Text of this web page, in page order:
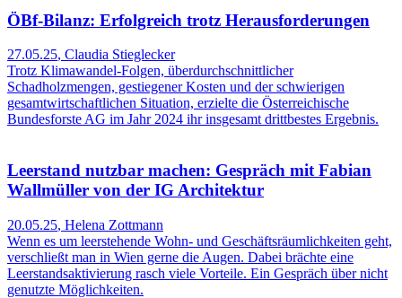
ÖBf-Bilanz: Erfolgreich trotz Herausforderungen
27.05.25, Claudia Stieglecker
Trotz Klimawandel-Folgen, überdurchschnittlicher
Schadholzmengen, gestiegener Kosten und der schwierigen
gesamtwirtschaftlichen Situation, erzielte die Österreichische
Bundesforste AG im Jahr 2024 ihr insgesamt drittbestes Ergebnis.
Leerstand nutzbar machen: Gespräch mit Fabian
Wallmüller von der IG Architektur
20.05.25, Helena Zottmann
Wenn es um leerstehende Wohn- und Geschäftsräumlichkeiten geht,
verschließt man in Wien gerne die Augen. Dabei brächte eine
Leerstandsaktivierung rasch viele Vorteile. Ein Gespräch über nicht
genutzte Möglichkeiten.